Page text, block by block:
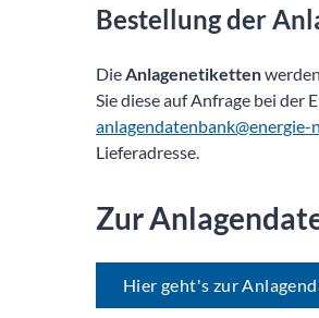
Bestellung der
Die Anlagenetiketten
Sie diese auf Anfrage bei der
anlagendatenbank@energie-
Lieferadresse.
Zur
Hier geht's zur